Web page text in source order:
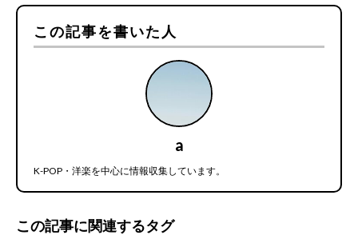
この記事を書いた人
a
K-POP・洋楽を中心に情報収集しています。
この記事に関連するタグ